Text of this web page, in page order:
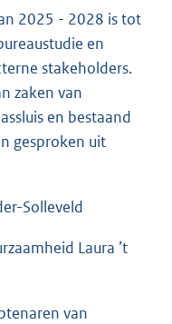
2025 - 2028 is tot
en
stakeholders.
zaken van
en bestaand
gesproken uit
Solleveld
Laura ’t
van